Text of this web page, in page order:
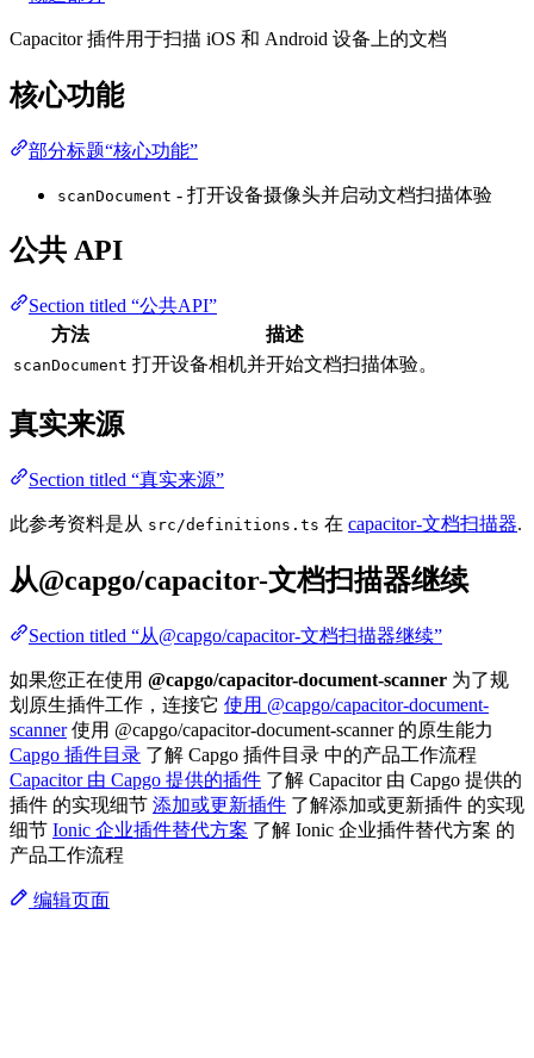
Capacitor 插件用于扫描 iOS 和 Android 设备上的文档
核心功能
部分标题“核心功能”
scanDocument - 打开设备摄像头并启动文档扫描体验
公共 API
Section titled “公共API”
方法
描述
scanDocument 打开设备相机并开始文档扫描体验。
真实来源
Section titled “真实来源”
此参考资料是从 src/definitions.ts 在 capacitor-文档扫描器.
从@capgo/capacitor-文档扫描器继续
Section titled “从@capgo/capacitor-文档扫描器继续”
如果您正在使用 @capgo/capacitor-document-scanner 为了规
划原生插件工作，连接它 使用 @capgo/capacitor-document-
scanner使用 @capgo/capacitor-document-scanner 的原生能力
Capgo 插件目录 了解 Capgo 插件目录 中的产品工作流程
Capacitor 由 Capgo 提供的插件 了解 Capacitor 由 Capgo 提供的
插件 的实现细节 添加或更新插件 了解添加或更新插件 的实现
细节 Ionic 企业插件替代方案 了解 Ionic 企业插件替代方案 的
产品工作流程
编辑页面